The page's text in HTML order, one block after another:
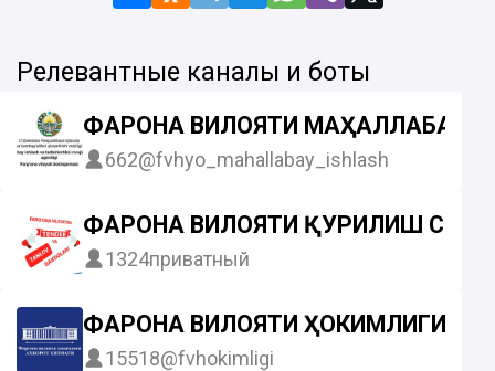
Релевантные каналы и боты
ФАРҒОНА ВИЛОЯТИ
662@fvhyo_mahallabay_ishlash
ФАРҒОНА ВИЛОЯТИ ҚУРИЛИШ
1324приватный
ФАРҒОНА ВИЛОЯТИ ҲОКИМЛИГИ
15518@fvhokimligi